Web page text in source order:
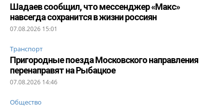
Шадаев сообщил, что мессенджер «Макс»
навсегда сохранится в жизни россиян
07.08.2026 15:01
Транспорт
Пригородные поезда Московского направления
перенаправят на Рыбацкое
07.08.2026 14:46
Общество